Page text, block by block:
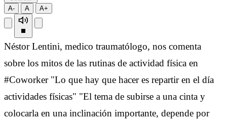
A-
A A+
Néstor Lentini, medico traumatólogo, nos comenta
sobre los mitos de las rutinas de actividad física en
#Coworker "Lo que hay que hacer es repartir en el día
actividades físicas" "El tema de subirse a una cinta y
colocarla en una inclinación importante, depende por